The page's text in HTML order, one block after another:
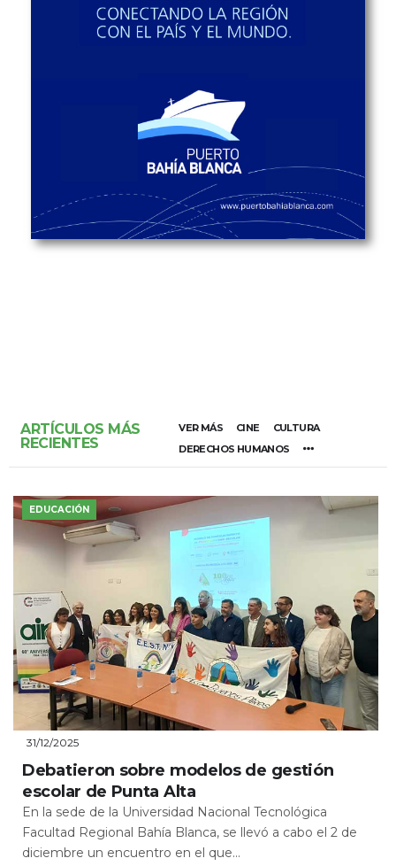
ARTÍCULOS MÁS
RECIENTES
VER MÁS CINE
CULTURA
DERECHOS HUMANOS
EDUCACIÓN
31/12/2025
Debatieron sobre modelos de gestión
escolar de Punta Alta
En la sede de la Universidad Nacional Tecnológica
Facultad Regional Bahía Blanca, se llevó a cabo el 2 de
diciembre un encuentro en el que...